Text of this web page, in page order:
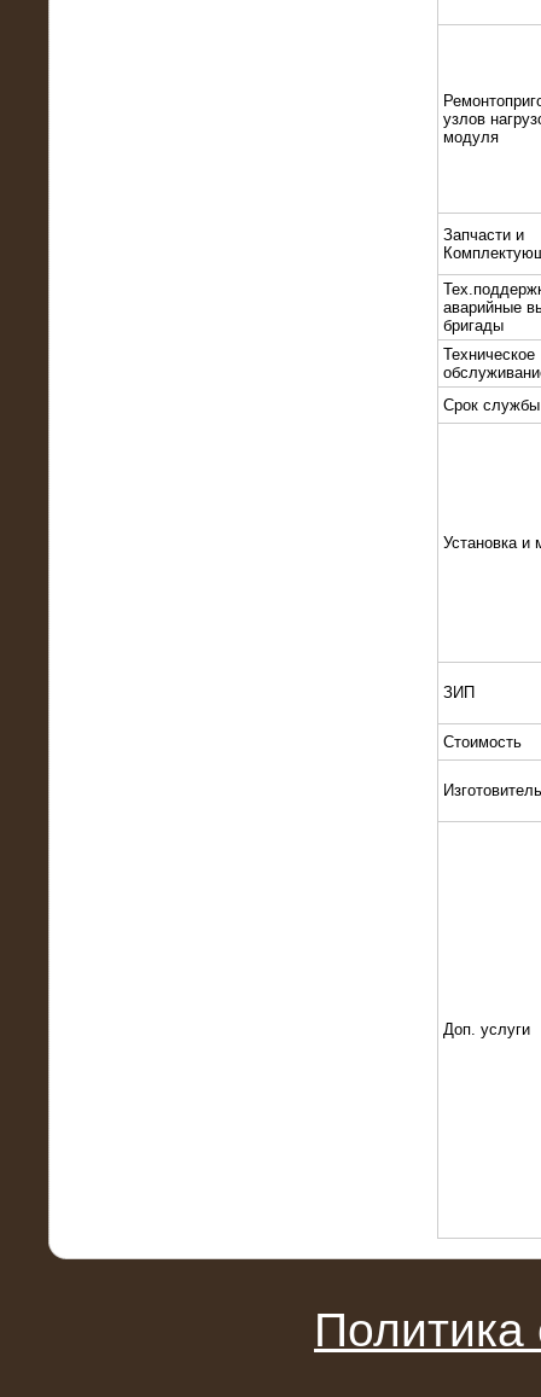
узлов
модуля
Запчасти и
аварийные
бригады
Техническое
Срок службы
Установка и
ЗИП
Стоимость
Изготовитель
Доп. услуги